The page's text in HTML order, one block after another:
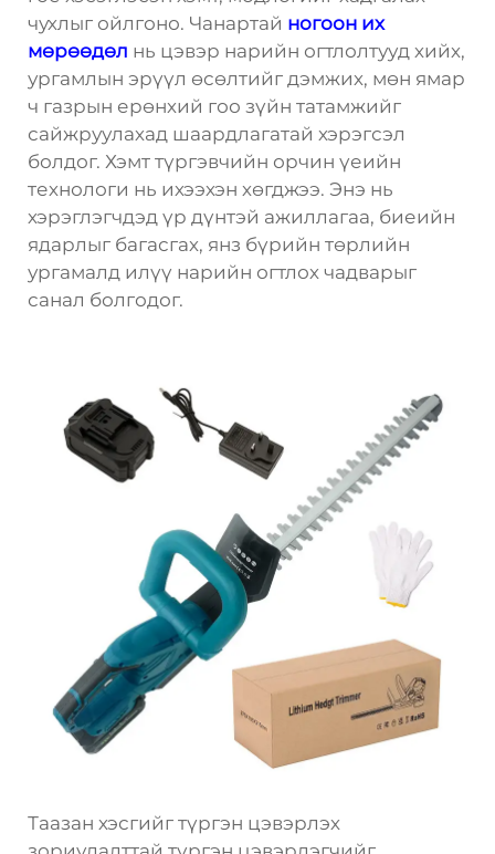
чухлыг ойлгоно. Чанартай ногоон их
мөрөөдөл нь цэвэр нарийн огтлолтууд хийх,
ургамлын эрүүл өсөлтийг дэмжих, мөн ямар
ч газрын ерөнхий гоо зүйн татамжийг
сайжруулахад шаардлагатай хэрэгсэл
болдог. Хэмт түргэвчийн орчин үеийн
технологи нь ихээхэн хөгджээ. Энэ нь
хэрэглэгчдэд үр дүнтэй ажиллагаа, биеийн
ядарлыг багасгах, янз бүрийн төрлийн
ургамалд илүү нарийн огтлох чадварыг
санал болгодог.
Таазан хэсгийг түргэн цэвэрлэх